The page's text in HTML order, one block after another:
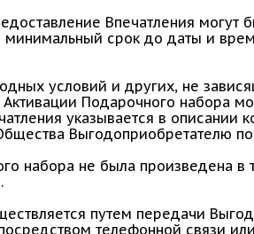
Впечатления могут
минимальный срок до даты и
условий и других, не
Активации Подарочного
указывается в описании
Выгодоприобретателю
набора не была произведена
путем передачи
телефонной связи